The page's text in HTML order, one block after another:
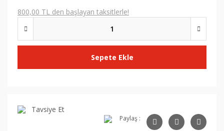
800,00 TL den başlayan taksitlerle!
Sepete Ekle
Tavsiye Et
Paylaş :